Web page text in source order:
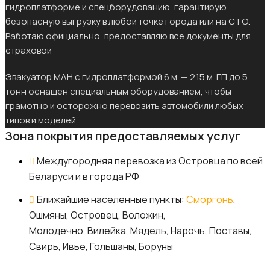
гидроплатформе и спецборудованию, гарантирую
безопасную выгрузку в любой точке города или на СТО.
Работаю официально, предоставляю все документы для
страховой
Эвакуатор МАН с гидроплатформой 6 м. — 2.15 м. ГП до 5
тонн оснащен специальным оборудованием, чтобы
грамотно и осторожно перевозить автомобили любых
типов и моделей.
Зона покрытия предоставляемых услуг
Междугородняя перевозка из Островца по всей
Беларуси и в города РФ
Ближайшие населенные пункты: Сморгонь,
Ошмяны, Островец, Воложин,
Молодечно, Вилейка, Мядель, Нарочь, Поставы,
Свирь, Ивье, Гольшаны, Боруны